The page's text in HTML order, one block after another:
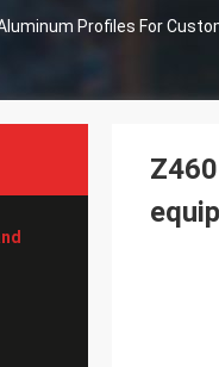
Profiles For